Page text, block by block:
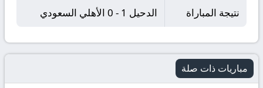
نتيجة المباراة الدحيل 1 - 0 الأهلي السعودي
مباريات ذات صلة